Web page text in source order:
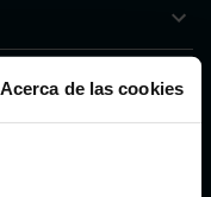
Acerca de las cookies